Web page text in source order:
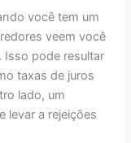
você tem um
veem você
pode resultar
taxas de juros
lado, um
levar a rejeições